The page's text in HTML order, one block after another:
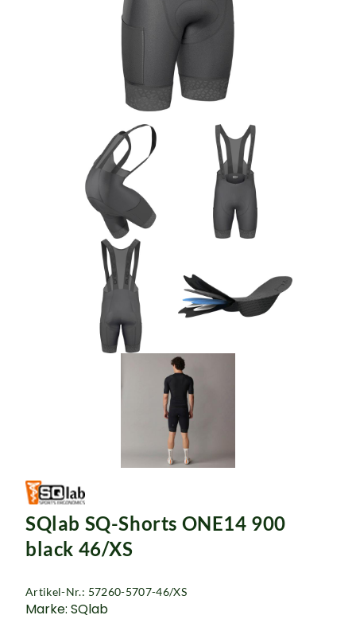
SQlab SQ-Shorts ONE14 900
black 46/XS
Artikel-Nr.: 57260-5707-46/XS
Marke: SQlab